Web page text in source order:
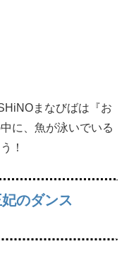
まなびばは『お
に、魚が泳いでいる
！
のダンス